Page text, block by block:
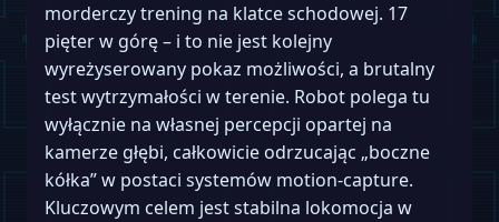
morderczy trening na klatce schodowej. 17
pięter w górę – i to nie jest kolejny
wyreżyserowany pokaz możliwości, a brutalny
test wytrzymałości w terenie. Robot polega tu
wyłącznie na własnej percepcji opartej na
kamerze głębi, całkowicie odrzucając „boczne
kółka” w postaci systemów motion-capture.
Kluczowym celem jest stabilna lokomocja w